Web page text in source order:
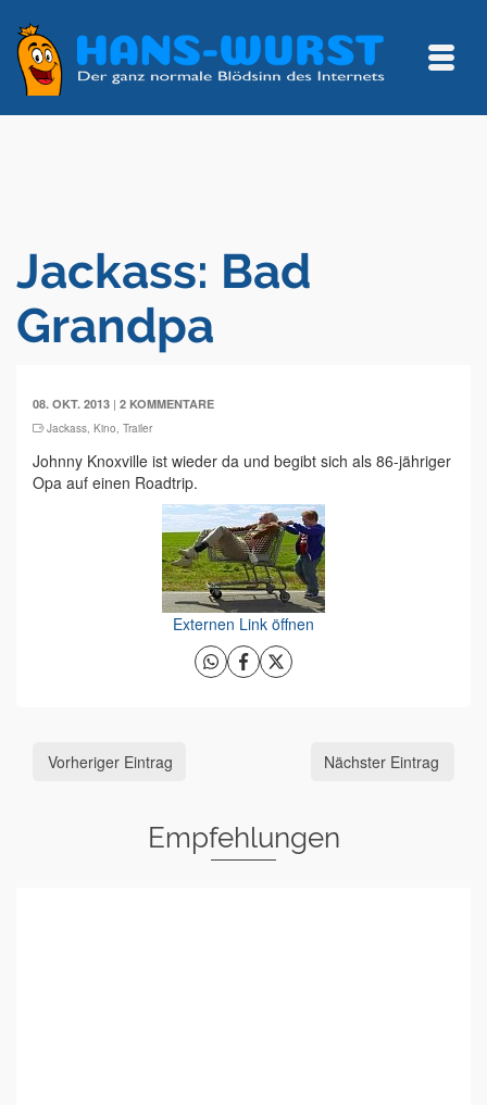
Jackass: Bad
Grandpa
08. OKT. 2013 | 2 KOMMENTARE
Jackass, Kino, Trailer
Johnny Knoxville ist wieder da und begibt sich als 86-jähriger
Opa auf einen Roadtrip.
Externen Link öffnen
Vorheriger Eintrag Nächster Eintrag
Empfehlungen